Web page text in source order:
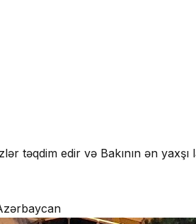
təqdim edir və Bakının ən yaxşı